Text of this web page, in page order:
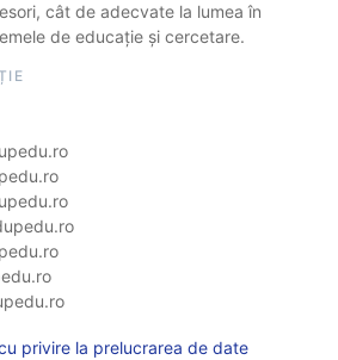
cât de adecvate la lumea în
de educație și cercetare.
privire la prelucrarea de date